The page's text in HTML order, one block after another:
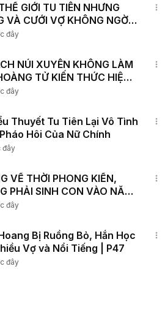
GIỚI TU TIÊN NHƯNG
VÀ CƯỚI VỢ KHÔNG NGỜ
đây
NÚI XUYÊN KHÔNG LÀM
TỬ KIẾN THỨC HIỆN
đây
Thuyết Tu Tiên Lại Vô Tình
Hôi Của Nữ Chính
đây
VỀ THỜI PHONG KIẾN,
PHẢI SINH CON VÀO NĂM
đây
Bị Ruồng Bỏ, Hắn Học
Vợ và Nổi Tiếng | P47
đây